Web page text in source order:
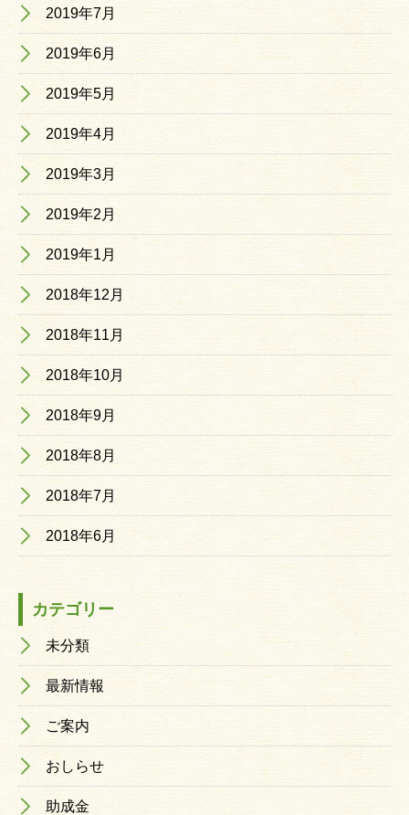
2019年7月
2019年6月
2019年5月
2019年4月
2019年3月
2019年2月
2019年1月
2018年12月
2018年11月
2018年10月
2018年9月
2018年8月
2018年7月
2018年6月
カテゴリー
未分類
最新情報
ご案内
おしらせ
助成金